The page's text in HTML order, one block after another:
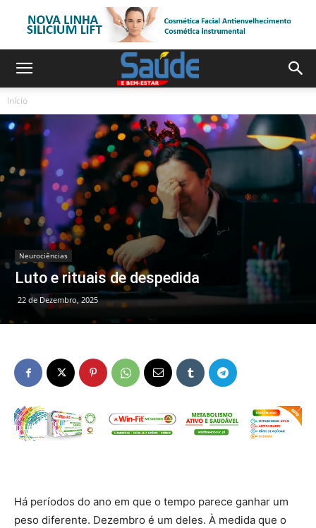
Início
Neurociências
Luto e rituais de despedida
22 de Dezembro, 2025
Há períodos do ano em que o tempo parece ganhar um
peso diferente. Dezembro é um deles. À medida que o